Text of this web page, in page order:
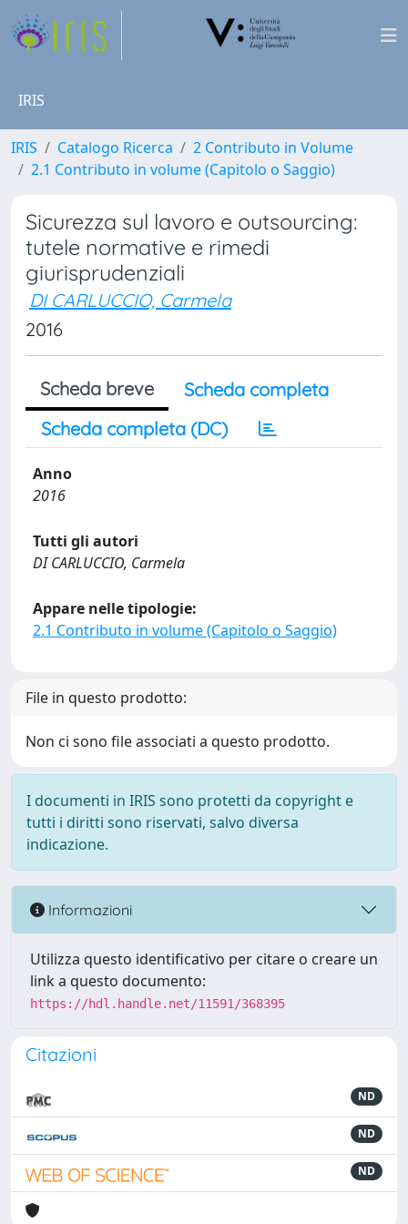
IRIS
IRIS Catalogo Ricerca
2 Contributo in Volume
2.1 Contributo in volume (Capitolo o Saggio)
Sicurezza sul lavoro e outsourcing:
tutele normative e rimedi
giurisprudenziali
DI CARLUCCIO, Carmela
2016
Scheda breve
Scheda completa
Scheda completa (DC)
Anno
2016
Tutti gli autori
DI CARLUCCIO, Carmela
Appare nelle tipologie:
2.1 Contributo in volume (Capitolo o Saggio)
File in questo prodotto:
Non ci sono file associati a questo prodotto.
I documenti in IRIS sono protetti da copyright e
tutti i diritti sono riservati, salvo diversa
indicazione.
Informazioni
Utilizza questo identificativo per citare o creare un
link a questo documento:
https://hdl.handle.net/11591/368395
Citazioni
ND
ND
ND